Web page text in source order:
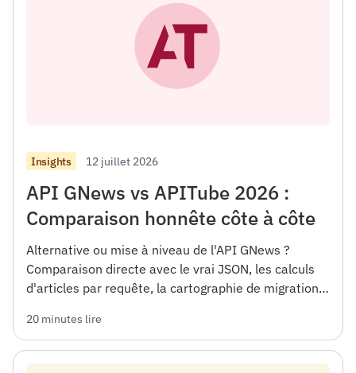
Insights 12 juillet 2026
API GNews vs APITube 2026 :
Comparaison honnête côte à côte
Alternative ou mise à niveau de l'API GNews ?
Comparaison directe avec le vrai JSON, les calculs
d'articles par requête, la cartographie de migration
20 minutes lire